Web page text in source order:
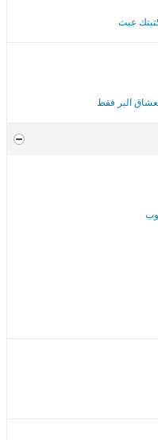
عبث
البر فقط